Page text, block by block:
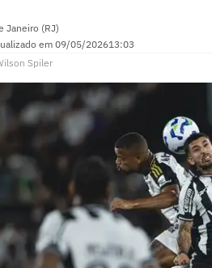
Janeiro (RJ)
em09/05/202613:03
Spiler